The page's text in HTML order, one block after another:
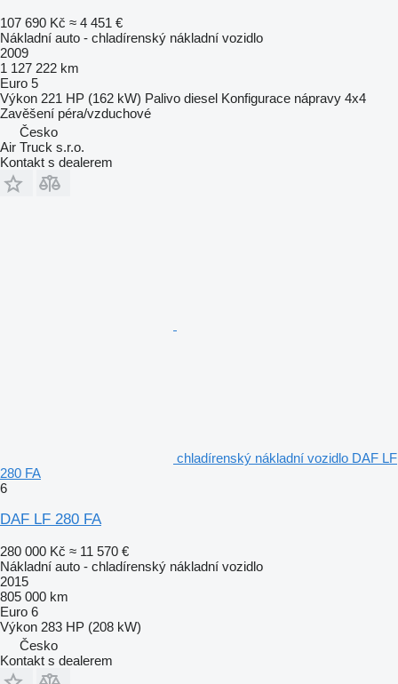
107 690 Kč ≈ 4 451 €
Nákladní auto - chladírenský nákladní vozidlo
2009
1 127 222 km
Euro 5
Výkon 221 HP (162 kW) Palivo diesel Konfigurace nápravy 4x4
Zavěšení péra/vzduchové
Česko
Air Truck s.r.o.
Kontakt s dealerem
chladírenský nákladní vozidlo DAF LF
280 FA
6
DAF LF 280 FA
280 000 Kč ≈ 11 570 €
Nákladní auto - chladírenský nákladní vozidlo
2015
805 000 km
Euro 6
Výkon 283 HP (208 kW)
Česko
Kontakt s dealerem